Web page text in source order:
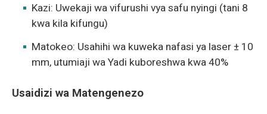
Kazi: Uwekaji wa vifurushi vya safu nyingi (tani 8
kwa kila kifungu)
Matokeo: Usahihi wa kuweka nafasi ya laser ± 10
mm, utumiaji wa Yadi kuboreshwa kwa 40%
Usaidizi wa Matengenezo